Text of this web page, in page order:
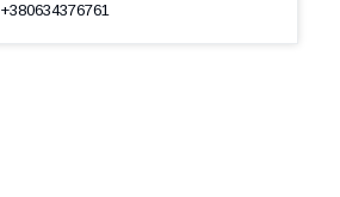
+380634376761